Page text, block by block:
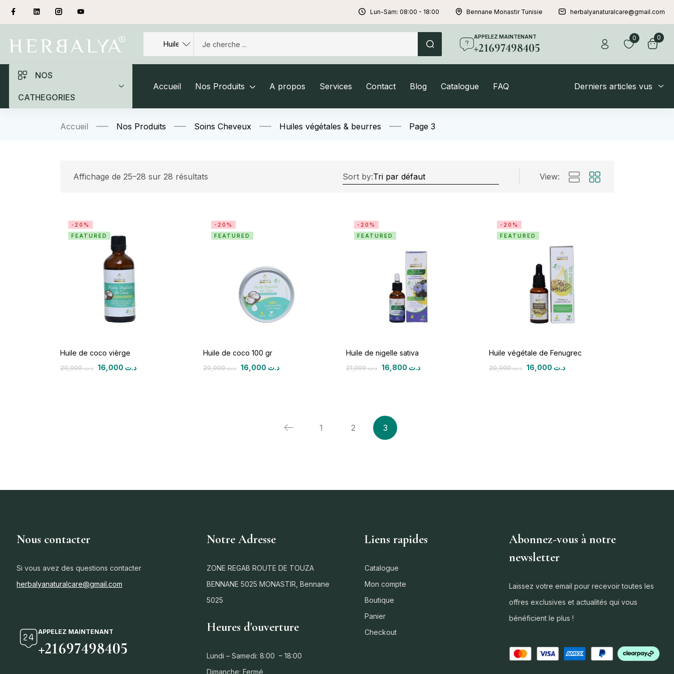
Lun-Sam: 08:00 - 18:00 Bennane Monastir Tunisie herbalyanaturalcare@gmail.com
APPELEZ MAINTENANT
+21697498405
0 0
NOS
CATHEGORIES
Accueil Nos Produits A propos Services Contact Blog Catalogue FAQ Derniers articles vus
Accueil Nos Produits Soins Cheveux Huiles végétales & beurres Page 3
Affichage de 25–28 sur 28 résultats Sort by: View:
-20%
FEATURED
Huile de coco vièrge
د.ت20,000 د.ت
-20%
FEATURED
Huile de coco 100 gr
د.ت20,000 د.ت
-20%
FEATURED
Huile de nigelle sativa
د.ت21,000 د.ت
-20%
FEATURED
Huile végétale de Fenugrec
د.ت20,000 د.ت
1 2 3
Nous contacter
Si vous avez des questions contacter
herbalyanaturalcare@gmail.com
APPELEZ MAINTENANT
+21697498405
Notre Adresse
ZONE REGAB ROUTE DE TOUZA
BENNANE 5025 MONASTIR, Bennane
5025
Heures d'ouverture
Lundi – Samedi: 8:00 – 18:00
Dimanche: Fermé
Liens rapides
Catalogue
Mon compte
Boutique
Panier
Checkout
Abonnez-vous à notre
newsletter
Laissez votre email pour recevoir toutes les
offres exclusives et actualités qui vous
bénéficient le plus !